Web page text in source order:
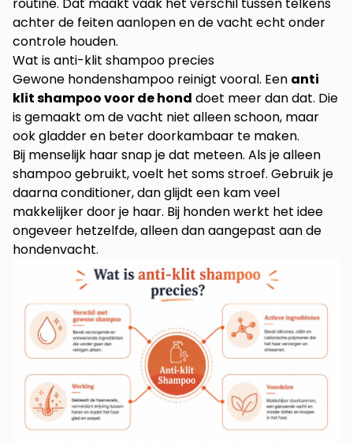
routine. Dat maakt vaak het verschil tussen telkens
achter de feiten aanlopen en de vacht echt onder
controle houden.
Wat is anti-klit shampoo precies
Gewone hondenshampoo reinigt vooral. Een anti
klit shampoo voor de hond doet meer dan dat. Die
is gemaakt om de vacht niet alleen schoon, maar
ook gladder en beter doorkambaar te maken.
Bij menselijk haar snap je dat meteen. Als je alleen
shampoo gebruikt, voelt het soms stroef. Gebruik je
daarna conditioner, dan glijdt een kam veel
makkelijker door je haar. Bij honden werkt het idee
ongeveer hetzelfde, alleen dan aangepast aan de
hondenvacht.